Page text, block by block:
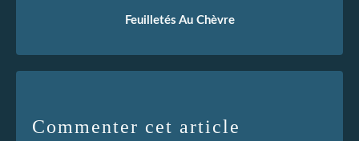
Feuilletés Au Chèvre
Commenter cet article